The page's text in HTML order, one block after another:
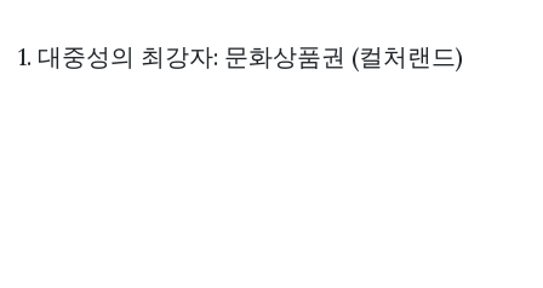
1. 대중성의 최강자: 문화상품권 (컬처랜드)